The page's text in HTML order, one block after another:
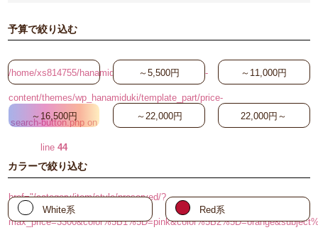
予算で絞り込む
/home/xs814755/hanamiduki.biz/public_html/wp-
content/themes/wp_hanamiduki/template_part/price-
search-button.php on
line44
"
href="/category/item/style/preserved/?
～5,500円 ～11,000円
～16,500円 ～22,000円 22,000円～
カラーで絞り込む
White系 Red系